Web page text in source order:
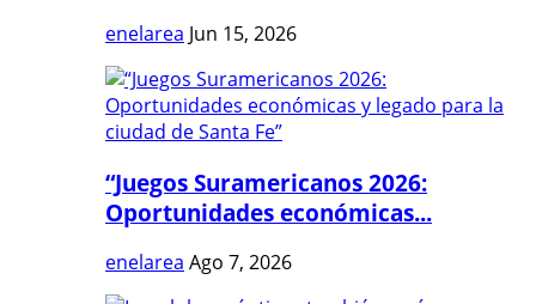
enelarea Jun 15, 2026
“Juegos Suramericanos 2026:
Oportunidades económicas...
enelarea Ago 7, 2026